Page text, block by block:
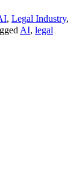
, Legal Industry,
AI, legal